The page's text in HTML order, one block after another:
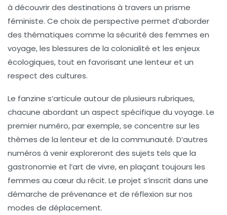
à découvrir des destinations à travers un prisme
féministe. Ce choix de perspective permet d’aborder
des thématiques comme la sécurité des femmes en
voyage, les blessures de la colonialité et les enjeux
écologiques, tout en favorisant une lenteur et un
respect des cultures.
Le fanzine s’articule autour de plusieurs rubriques,
chacune abordant un aspect spécifique du voyage. Le
premier numéro, par exemple, se concentre sur les
thèmes de la lenteur et de la communauté. D’autres
numéros à venir exploreront des sujets tels que la
gastronomie et l’art de vivre, en plaçant toujours les
femmes au cœur du récit. Le projet s’inscrit dans une
démarche de prévenance et de réflexion sur nos
modes de déplacement.